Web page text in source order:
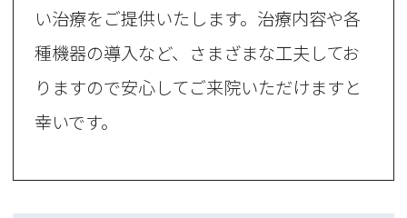
い治療をご提供いたします。治療内容や各
種機器の導入など、さまざまな工夫してお
りますので安心してご来院いただけますと
幸いです。